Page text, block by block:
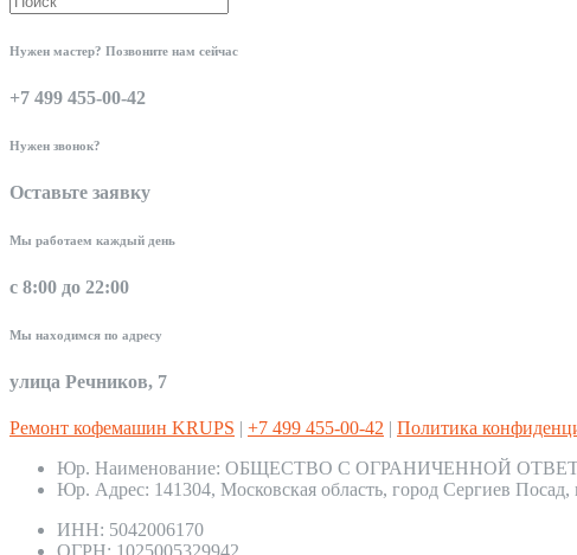
Нужен мастер? Позвоните нам сейчас
+7 499 455-00-42
Нужен звонок?
Оставьте заявку
Мы работаем каждый день
с 8:00 до 22:00
Мы находимся по адресу
улица Речников, 7
Ремонт кофемашин KRUPS | +7 499 455-00-42 | Политика
Юр. Наименование: ОБЩЕСТВО С ОГРАНИЧЕННОЙ
Юр. Адрес: 141304, Московская область, город Сергиев
ИНН: 5042006170
ОГРН: 1025005329942